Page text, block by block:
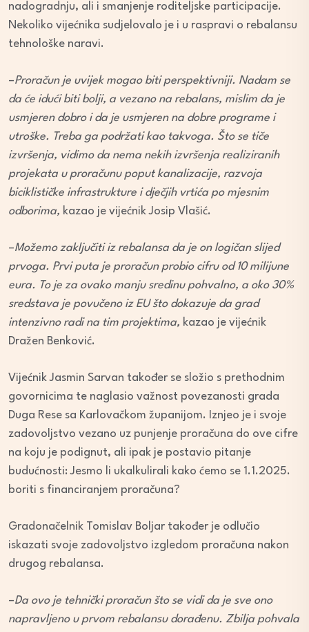
nadogradnju, ali i smanjenje roditeljske participacije.
Nekoliko vijećnika sudjelovalo je i u raspravi o rebalansu
tehnološke naravi.
–Proračun je uvijek mogao biti perspektivniji. Nadam se
da će idući biti bolji, a vezano na rebalans, mislim da je
usmjeren dobro i da je usmjeren na dobre programe i
utroške. Treba ga podržati kao takvoga. Što se tiče
izvršenja, vidimo da nema nekih izvršenja realiziranih
projekata u proračunu poput kanalizacije, razvoja
biciklističke infrastrukture i dječjih vrtića po mjesnim
odborima, kazao je vijećnik Josip Vlašić.
–Možemo zaključiti iz rebalansa da je on logičan slijed
prvoga. Prvi puta je proračun probio cifru od 10 milijune
eura. To je za ovako manju sredinu pohvalno, a oko 30%
sredstava je povučeno iz EU što dokazuje da grad
intenzivno radi na tim projektima, kazao je vijećnik
Dražen Benković.
Vijećnik Jasmin Sarvan također se složio s prethodnim
govornicima te naglasio važnost povezanosti grada
Duga Rese sa Karlovačkom županijom. Iznjeo je i svoje
zadovoljstvo vezano uz punjenje proračuna do ove cifre
na koju je podignut, ali ipak je postavio pitanje
budućnosti: Jesmo li ukalkulirali kako ćemo se 1.1.2025.
boriti s financiranjem proračuna?
Gradonačelnik Tomislav Boljar također je odlučio
iskazati svoje zadovoljstvo izgledom proračuna nakon
drugog rebalansa.
–Da ovo je tehnički proračun što se vidi da je sve ono
napravljeno u prvom rebalansu dorađenu. Zbilja pohvala